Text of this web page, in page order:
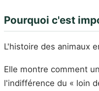
Pourquoi c'est
L'histoire des animaux
Elle montre comment
l'indifférence du « loin